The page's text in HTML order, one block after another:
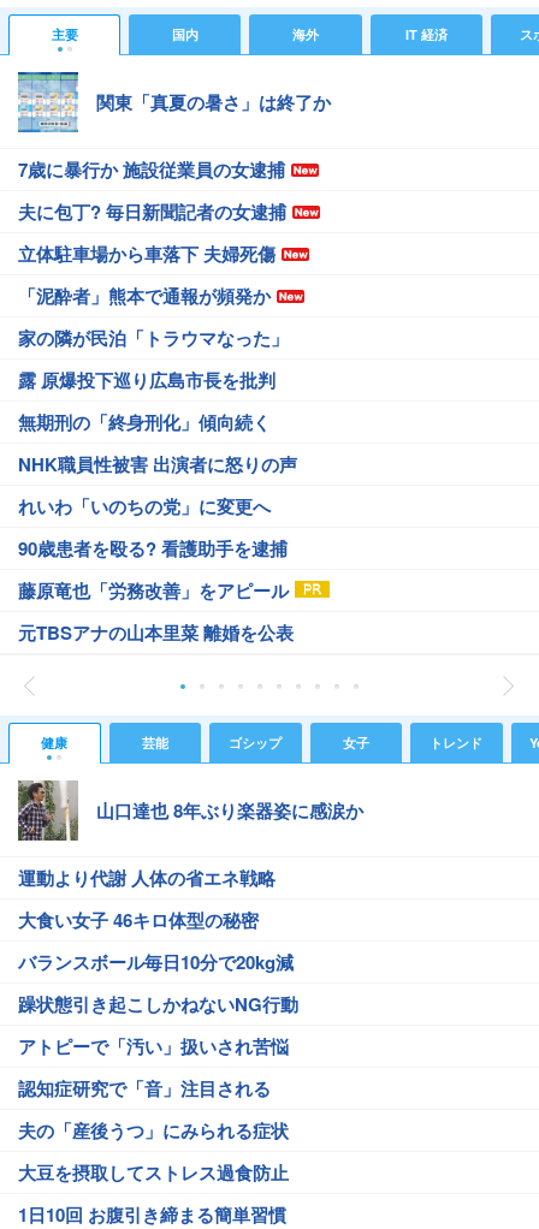
主要 国内 海外 IT 経済 ス
関東「真夏の暑さ」は終了か
7歳に暴行か 施設従業員の女逮捕
夫に包丁? 毎日新聞記者の女逮捕
立体駐車場から車落下 夫婦死傷
「泥酔者」熊本で通報が頻発か
家の隣が民泊「トラウマなった」
露 原爆投下巡り広島市長を批判
無期刑の「終身刑化」傾向続く
NHK職員性被害 出演者に怒りの声
れいわ「いのちの党」に変更へ
90歳患者を殴る? 看護助手を逮捕
藤原竜也「労務改善」をアピール
元TBSアナの山本里菜 離婚を公表
健康 芸能 ゴシップ 女子 トレンド
山口達也 8年ぶり楽器姿に感涙か
運動より代謝 人体の省エネ戦略
大食い女子 46キロ体型の秘密
バランスボール毎日10分で20kg減
躁状態引き起こしかねないNG行動
アトピーで「汚い」扱いされ苦悩
認知症研究で「音」注目される
夫の「産後うつ」にみられる症状
大豆を摂取してストレス過食防止
1日10回 お腹引き締まる簡単習慣